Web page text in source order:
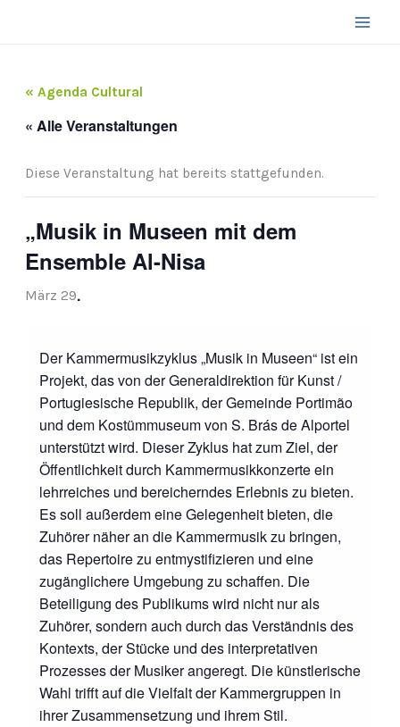
« Agenda Cultural
« Alle Veranstaltungen
Diese Veranstaltung hat bereits stattgefunden.
„Musik in Museen mit dem
Ensemble Al-Nisa
März 29.
Der Kammermusikzyklus „Musik in Museen“ ist ein
Projekt, das von der Generaldirektion für Kunst /
Portugiesische Republik, der Gemeinde Portimão
und dem Kostümmuseum von S. Brás de Alportel
unterstützt wird. Dieser Zyklus hat zum Ziel, der
Öffentlichkeit durch Kammermusikkonzerte ein
lehrreiches und bereicherndes Erlebnis zu bieten.
Es soll außerdem eine Gelegenheit bieten, die
Zuhörer näher an die Kammermusik zu bringen,
das Repertoire zu entmystifizieren und eine
zugänglichere Umgebung zu schaffen. Die
Beteiligung des Publikums wird nicht nur als
Zuhörer, sondern auch durch das Verständnis des
Kontexts, der Stücke und des interpretativen
Prozesses der Musiker angeregt. Die künstlerische
Wahl trifft auf die Vielfalt der Kammergruppen in
ihrer Zusammensetzung und ihrem Stil.